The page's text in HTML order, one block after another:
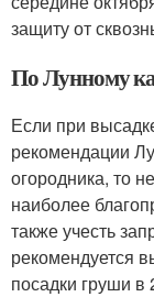
защиту от
По Лунному
Если при
рекомендации
огородника, то
наиболее
также учесть
рекомендуется
посадки груши в